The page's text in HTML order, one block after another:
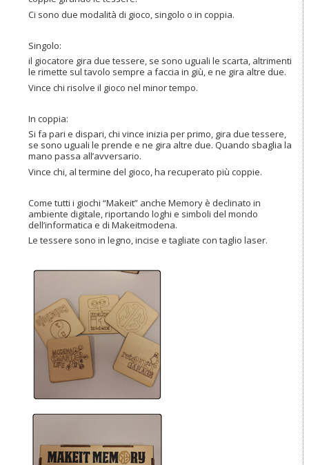
Ci sono due modalità di gioco, singolo o in coppia.
Singolo:
il giocatore gira due tessere, se sono uguali le scarta, altrimenti
le rimette sul tavolo sempre a faccia in giù, e ne gira altre due.
Vince chi risolve il gioco nel minor tempo.
In coppia:
Si fa pari e dispari, chi vince inizia per primo, gira due tessere,
se sono uguali le prende e ne gira altre due. Quando sbaglia la
mano passa all’avversario.
Vince chi, al termine del gioco, ha recuperato più coppie.
Come tutti i giochi “Makeit” anche Memory è declinato in
ambiente digitale, riportando loghi e simboli del mondo
dell’informatica e di Makeitmodena.
Le tessere sono in legno, incise e tagliate con taglio laser.